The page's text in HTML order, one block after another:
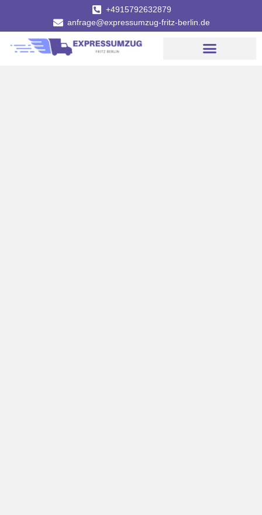
+4915792632879
anfrage@expressumzug-fritz-berlin.de